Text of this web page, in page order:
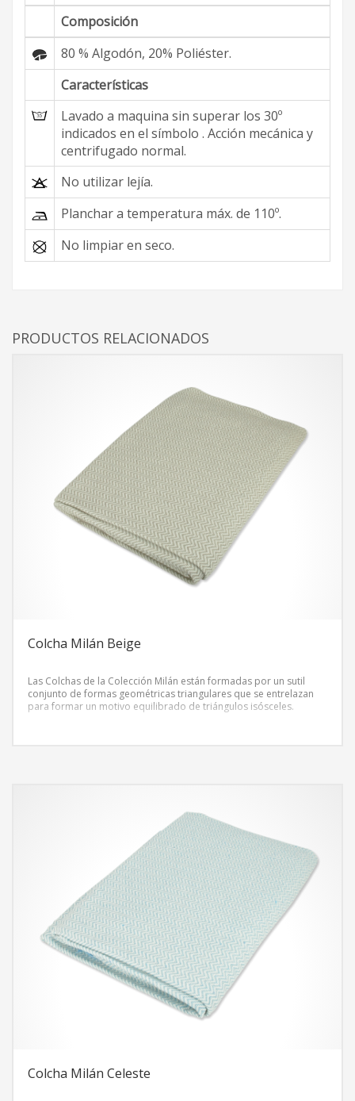
Composición
80 % Algodón, 20% Poliéster.
Características
Lavado a maquina sin superar los 30º
indicados en el símbolo . Acción mecánica y
centrifugado normal.
No utilizar lejía.
Planchar a temperatura máx. de 110º.
No limpiar en seco.
PRODUCTOS RELACIONADOS
Colcha Milán Beige
Las Colchas de la Colección Milán están formadas por un sutil
conjunto de formas geométricas triangulares que se entrelazan
para formar un motivo equilibrado de triángulos isósceles.
Colcha Milán Celeste